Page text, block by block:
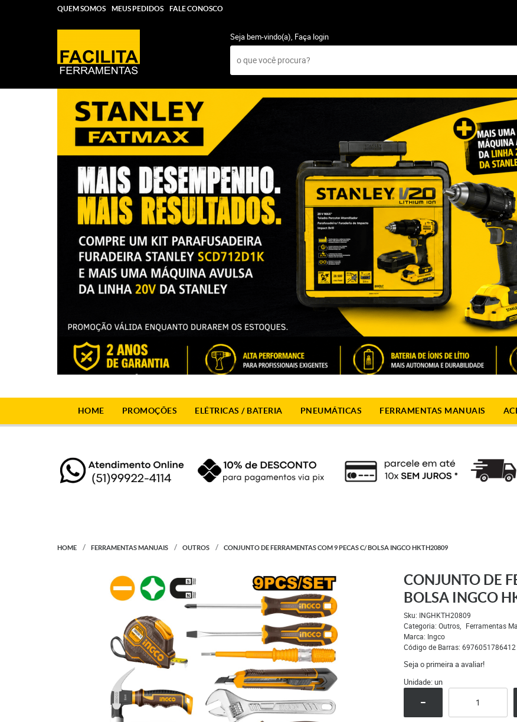
QUEM SOMOS MEUS PEDIDOS FALE CONOSCO
Seja bem-vindo(a), Faça login
HOME PROMOÇÕES ELÉTRICAS / BATERIA PNEUMÁTICAS FERRAMENTAS MANUAIS
HOME FERRAMENTAS MANUAIS OUTROS CONJUNTO DE FERRAMENTAS COM 9 PECAS C/ BOLSA INGCO HKTH20809
CONJUNTO DE
BOLSA INGCO
Sku: INGHKTH20809
Categoria: Outros
Ferramentas
Marca: Ingco
Código de Barras: 6976051786412
Seja o primeira a avaliar!
Unidade: un